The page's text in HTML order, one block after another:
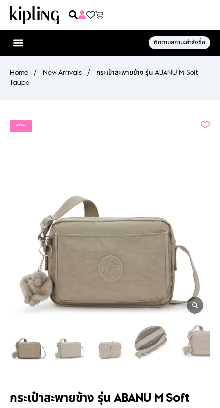
ติดตามสถานะคำสั่งซื้อ
Home / New Arrivals / กระเป๋าสะพายข้าง รุ่น ABANU M Soft
Taupe
-25%
กระเป๋าสะพายข้าง รุ่น ABANU M Soft